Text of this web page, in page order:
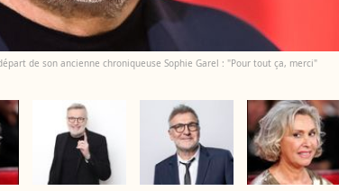
de son ancienne chroniqueuse Sophie Garel : "Pour tout ça, merci"